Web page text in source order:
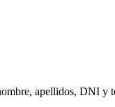
apellidos, DNI y